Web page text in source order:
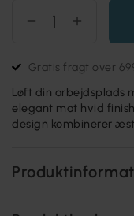
Gratis fragt over
Løft din arbejdsplads
elegant mat hvid
design kombinerer